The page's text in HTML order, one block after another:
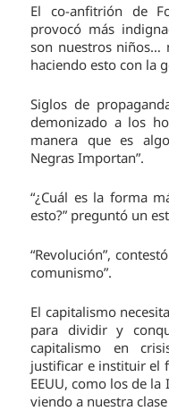
El co-anfitrión de
provocó más
son nuestros niños…
haciendo esto con la
Siglos de
demonizado a los
manera que es
Negras Importan”.
“¿Cuál es la forma
esto?” preguntó un
“Revolución”,
comunismo”.
El capitalismo
para dividir y
capitalismo en
justificar e instituir el
EEUU, como los de
viendo a nuestra